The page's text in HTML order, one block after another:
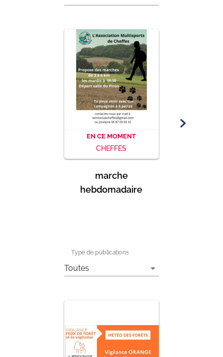
EN CE MOMENT
CHEFFES
marche
hebdomadaire
Type de publications